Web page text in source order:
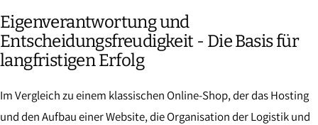
Eigenverantwortung und
Entscheidungsfreudigkeit - Die Basis für
langfristigen Erfolg
Im Vergleich zu einem klassischen Online-Shop, der das Hosting
und den Aufbau einer Website, die Organisation der Logistik und